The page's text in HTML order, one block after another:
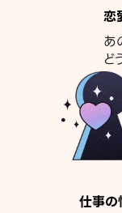
恋
あ
ど
仕事の